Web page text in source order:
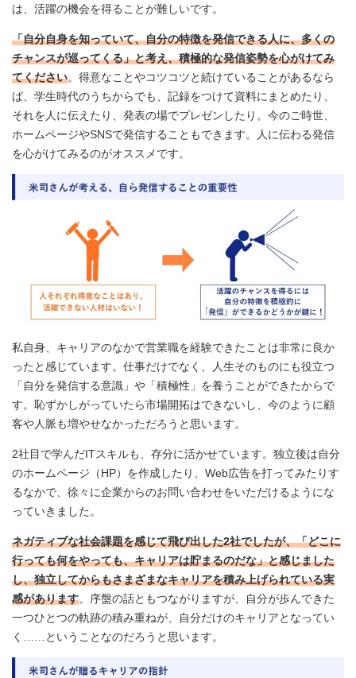
は、活躍の機会を得ることが難しいです。
「自分自身を知っていて、自分の特徴を発信できる人に、多くの
チャンスが巡ってくる」と考え、積極的な発信姿勢を心がけてみ
てください。得意なことやコツコツと続けていることがあるなら
ば、学生時代のうちからでも、記録をつけて資料にまとめたり、
それを人に伝えたり、発表の場でプレゼンしたり。今のご時世、
ホームページやSNSで発信することもできます。人に伝わる発信
を心がけてみるのがオススメです。
私自身、キャリアのなかで営業職を経験できたことは非常に良か
ったと感じています。仕事だけでなく、人生そのものにも役立つ
「自分を発信する意識」や「積極性」を養うことができたからで
す。恥ずかしがっていたら市場開拓はできないし、今のように顧
客や人脈も増やせなかっただろうと思います。
2社目で学んだITスキルも、存分に活かせています。独立後は自分
のホームページ（HP）を作成したり、Web広告を打ってみたりす
るなかで、徐々に企業からのお問い合わせをいただけるようにな
っていきました。
ネガティブな社会課題を感じて飛び出した2社でしたが、「どこに
行っても何をやっても、キャリアは貯まるのだな」と感じました
し、独立してからもさまざまなキャリアを積み上げられている実
感があります。序盤の話ともつながりますが、自分が歩んできた
一つひとつの軌跡の積み重ねが、自分だけのキャリアとなってい
く……ということなのだろうと思います。